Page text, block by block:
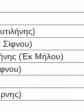
(Έκ Μήλου)